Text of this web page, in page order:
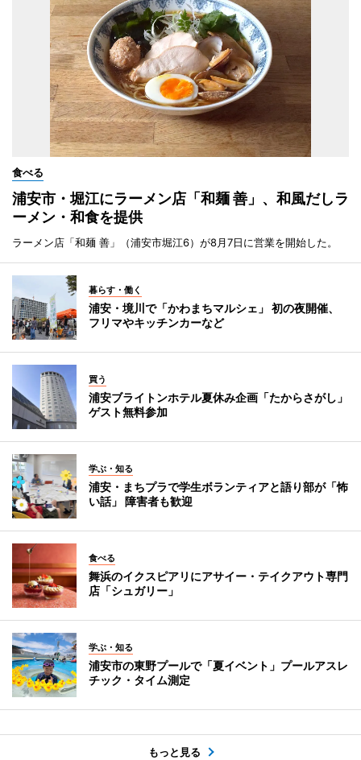
食べる
浦安市・堀江にラーメン店「和麺 善」、和風だしラ
ーメン・和食を提供
ラーメン店「和麺 善」（浦安市堀江6）が8月7日に営業を開始した。
暮らす・働く
浦安・境川で「かわまちマルシェ」 初の夜開催、
フリマやキッチンカーなど
買う
浦安ブライトンホテル夏休み企画「たからさがし」
ゲスト無料参加
学ぶ・知る
浦安・まちプラで学生ボランティアと語り部が「怖
い話」 障害者も歓迎
食べる
舞浜のイクスピアリにアサイー・テイクアウト専門
店「シュガリー」
学ぶ・知る
浦安市の東野プールで「夏イベント」プールアスレ
チック・タイム測定
もっと見る